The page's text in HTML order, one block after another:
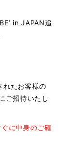
in JAPAN追
れたお客様の
ご招待いたし
に中身のご確